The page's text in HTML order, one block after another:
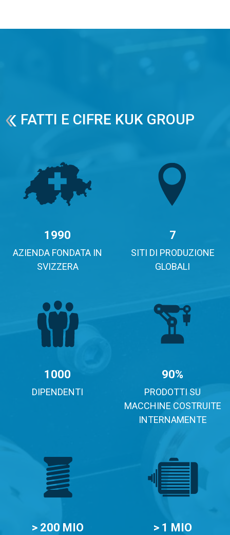
FATTI E CIFRE KUK GROUP
1990
AZIENDA FONDATA IN
SVIZZERA
7
SITI DI PRODUZIONE
GLOBALI
1000
DIPENDENTI
90%
PRODOTTI SU
MACCHINE COSTRUITE
INTERNAMENTE
> 200 MIO > 1 MIO